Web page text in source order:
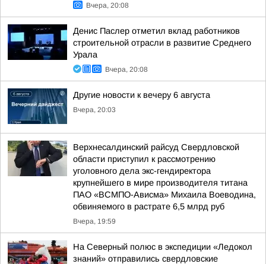
Вчера, 20:08
Денис Паслер отметил вклад работников
строительной отрасли в развитие Среднего
Урала
Вчера, 20:08
Другие новости к вечеру 6 августа
Вчера, 20:03
Верхнесалдинский райсуд Свердловской
области приступил к рассмотрению
уголовного дела экс-гендиректора
крупнейшего в мире производителя титана
ПАО «ВСМПО-Ависма» Михаила Воеводина,
обвиняемого в растрате 6,5 млрд руб
Вчера, 19:59
На Северный полюс в экспедиции «Ледокол
знаний» отправились свердловские